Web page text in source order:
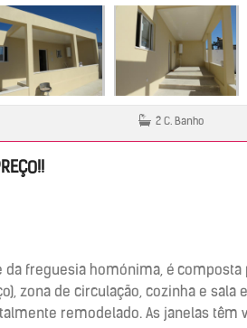
2 C. Banho
freguesia homónima, é
zona de circulação, cozinha e
remodelado. As janelas